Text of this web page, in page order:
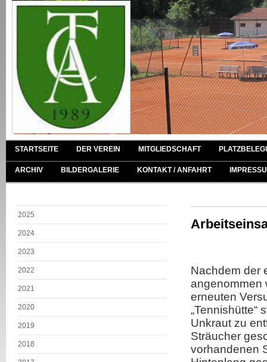
STARTSEITE DER VEREIN MITGLIEDSCHAFT
ARCHIV BILDERGALERIE KONTAKT / ANFAHRT
2025
2024
2023
2022
2021
2020
2019
2018
Nachdem der
angenommen
erneuten
„Tennishütte“
Unkraut zu
Sträucher
vorhandenen